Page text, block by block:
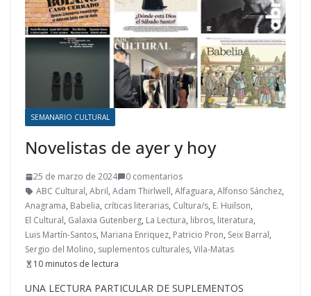
SEMANARIO CULTURAL
Novelistas de ayer y hoy
25 de marzo de 2024
0 comentarios
ABC Cultural, Abril, Adam Thirlwell, Alfaguara, Alfonso Sánchez,
Anagrama, Babelia, críticas literarias, Cultura/s, E. Huilson,
El Cultural, Galaxia Gutenberg, La Lectura, libros, literatura,
Luis Martín-Santos, Mariana Enriquez, Patricio Pron, Seix Barral,
Sergio del Molino, suplementos culturales, Vila-Matas
10 minutos de lectura
UNA LECTURA PARTICULAR DE SUPLEMENTOS